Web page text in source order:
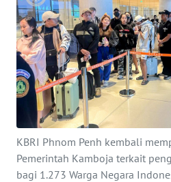
KBRI Phnom Penh kembali
Pemerintah Kamboja terkait
bagi 1.273 Warga Negara
SAINS-TEKNO
KESEHATAN
INTERNASIONAL
SERBA-SERBI
PENDIDIKAN